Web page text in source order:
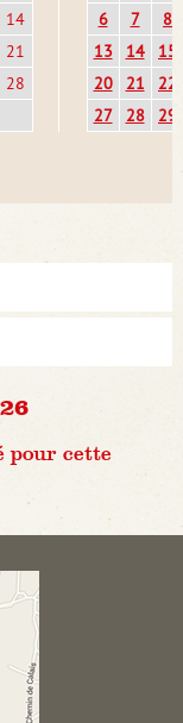
14
21
28
6
7
8
13
14
15
20
21
22
27
28 29
pour cette